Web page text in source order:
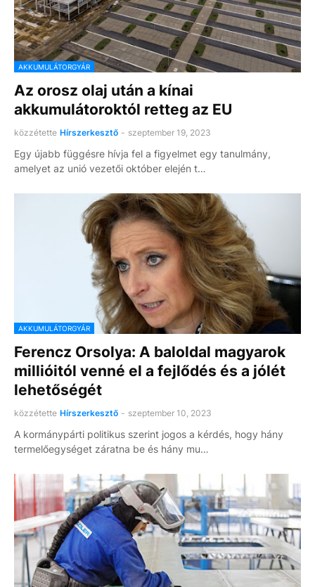
AKKUMULÁTORGYÁR
Az orosz olaj után a kínai
akkumulátoroktól retteg az EU
közzétette Hírszerkesztő - szeptember 19, 2023
Egy újabb függésre hívja fel a figyelmet egy tanulmány,
amelyet az unió vezetői október elején t…
AKKUMULÁTORGYÁR
Ferencz Orsolya: A baloldal magyarok
millióitól venné el a fejlődés és a jólét
lehetőségét
közzétette Hírszerkesztő - szeptember 10, 2023
A kormánypárti politikus szerint jogos a kérdés, hogy hány
termelőegységet záratna be és hány mu…